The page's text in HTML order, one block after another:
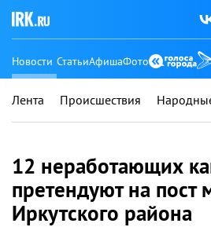
Новости СтатьиАфишаФото
Лента Происшествия
12 неработающих
претендуют на пост
Иркутского района